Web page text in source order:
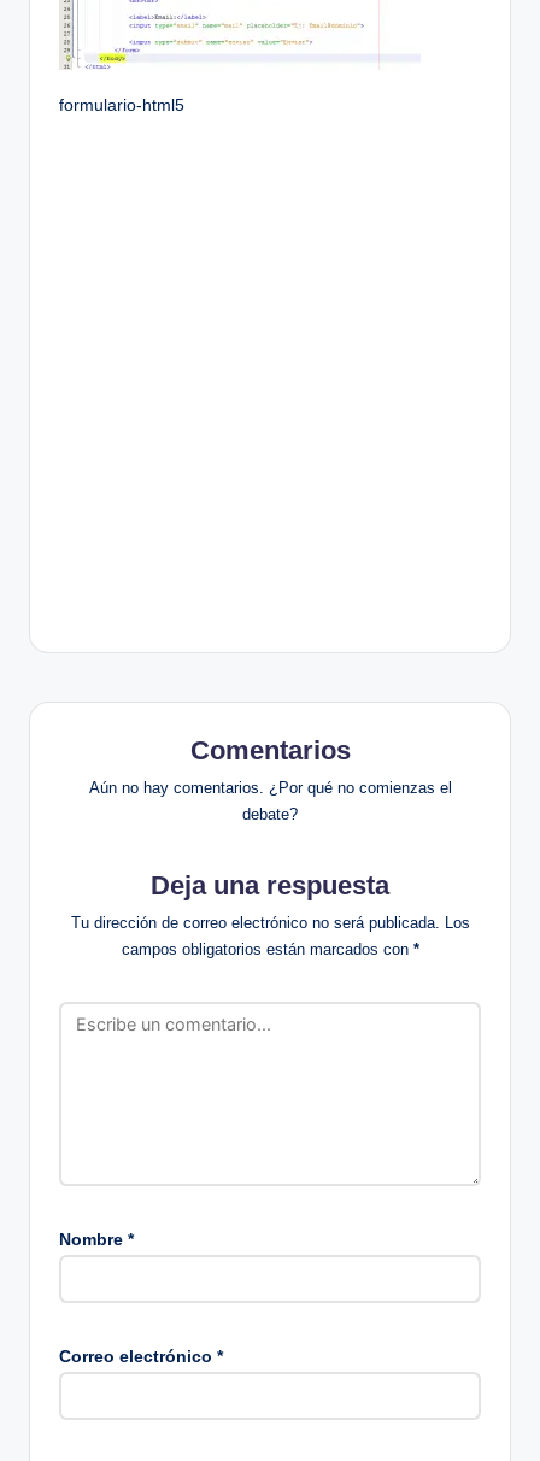
formulario-html5
Comentarios
Aún no hay comentarios. ¿Por qué no comienzas el
debate?
Deja una respuesta
Tu dirección de correo electrónico no será publicada. Los
campos obligatorios están marcados con *
Nombre *
Correo electrónico *